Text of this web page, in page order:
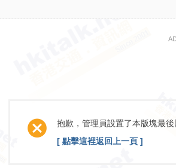
抱歉，管理員設置了本版塊最
[ 點擊這裡返回上一頁 ]